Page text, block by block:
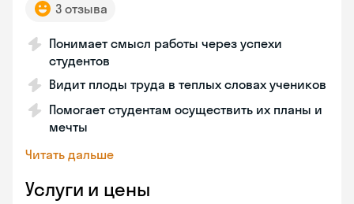
3 отзыва
Понимает смысл работы через успехи
студентов
Видит плоды труда в теплых словах учеников
Помогает студентам осуществить их планы и
мечты
Читать дальше
Услуги и цены